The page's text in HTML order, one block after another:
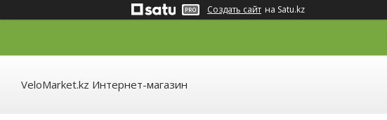
Создать сайт на Satu.kz
VeloMarket.kz Интернет-магазин